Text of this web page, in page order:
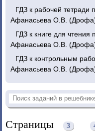
ГДЗ к рабочей тетради
Афанасьева О.В.
ГДЗ к книге для чтения
Афанасьева О.В.
ГДЗ к контрольным
Афанасьева О.В.
Страницы 3